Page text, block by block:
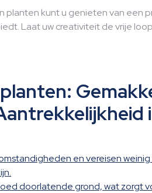
planten kunt u genieten van een
Laat uw creativiteit de vrije
en vereisen weinig
doorlatende grond, wat zorgt